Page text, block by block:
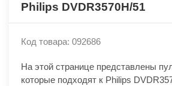
Philips DVDR3570H/51
Код товара: 092686
На этой странице представлены
которые подходят к Philips